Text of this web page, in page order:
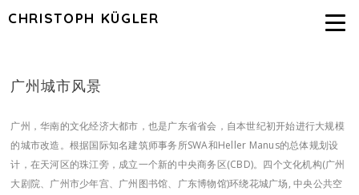
CHRISTOPH KÜGLER
广州城市风景
广州，华南的文化经济大都市，也是广东省省会，自本世纪初开始进行大规模
的城市改造。根据国际知名建筑师事务所SWA和Heller Manus的总体规划设
计，在天河区的珠江旁，成立一个新的中央商务区(CBD)。四个文化机构(广州
大剧院、广州市少年宫、广州图书馆、广东博物馆)环绕花城广场, 中央公共空